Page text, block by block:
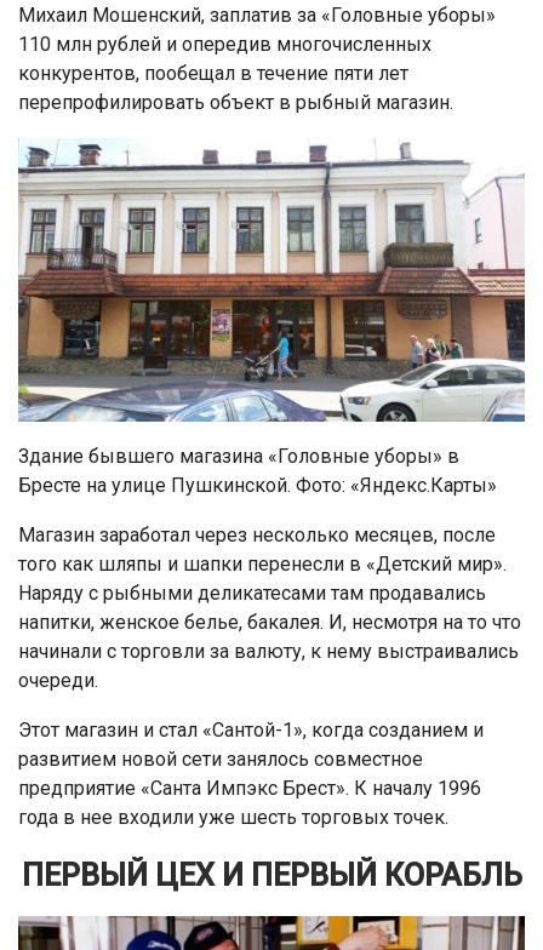
Михаил Мошенский, заплатив за «Головные уборы»
110 млн рублей и опередив многочисленных
конкурентов, пообещал в течение пяти лет
перепрофилировать объект в рыбный магазин.
Здание бывшего магазина «Головные уборы» в
Бресте на улице Пушкинской. Фото: «Яндекс.Карты»
Магазин заработал через несколько месяцев, после
того как шляпы и шапки перенесли в «Детский мир».
Наряду с рыбными деликатесами там продавались
напитки, женское белье, бакалея. И, несмотря на то что
начинали с торговли за валюту, к нему выстраивались
очереди.
Этот магазин и стал «Сантой-1», когда созданием и
развитием новой сети занялось совместное
предприятие «Санта Импэкс Брест». К началу 1996
года в нее входили уже шесть торговых точек.
ПЕРВЫЙ ЦЕХ И ПЕРВЫЙ КОРАБЛЬ